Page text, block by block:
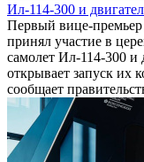
Ил-114-300 и
Первый вице-
принял участие в
самолет Ил-114-300 и
открывает запуск их
сообщает